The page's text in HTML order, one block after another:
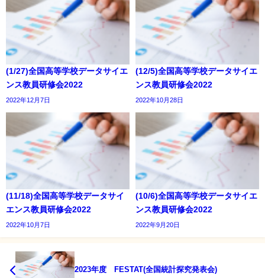
(1/27)全国高等学校データサイエ
ンス教員研修会2022
2022年12月7日
(12/5)全国高等学校データサイエ
ンス教員研修会2022
2022年10月28日
(11/18)全国高等学校データサイ
エンス教員研修会2022
2022年10月7日
(10/6)全国高等学校データサイエ
ンス教員研修会2022
2022年9月20日
2023年度 FESTAT(全国統計探究発表会)